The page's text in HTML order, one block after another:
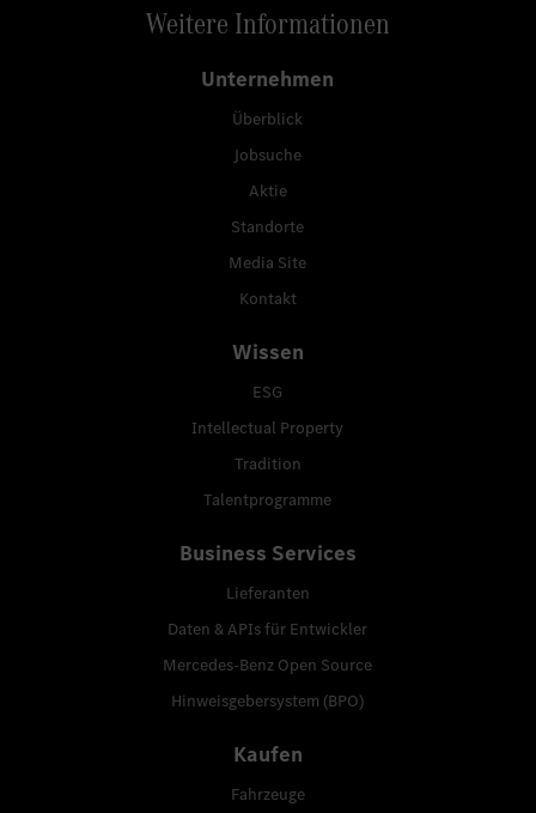
Weitere Informationen
Unternehmen
Überblick
Jobsuche
Aktie
Standorte
Media Site
Kontakt
Wissen
ESG
Intellectual Property
Tradition
Talentprogramme
Business Services
Lieferanten
Daten & APIs für Entwickler
Mercedes-Benz Open Source
Hinweisgebersystem (BPO)
Kaufen
Fahrzeuge